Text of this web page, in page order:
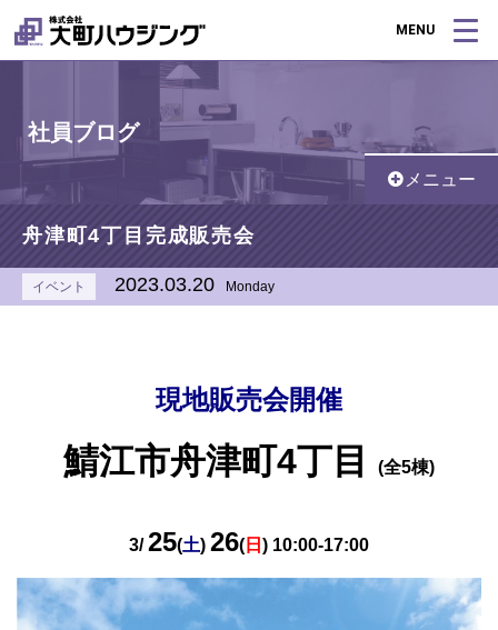
MENU
社員ブログ
メニュー
舟津町4丁目完成販売会
イベント 2023.03.20 Monday
現地販売会開催
鯖江市舟津町4丁目 (全5棟)
3/25(土) 26( 日 ) 10:00-17:00